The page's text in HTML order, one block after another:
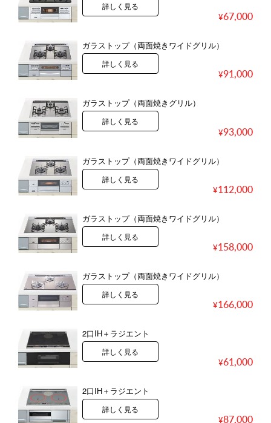
詳しく見る
67,000
ガラストップ（両面焼きワイドグリル）
詳しく見る
91,000
ガラストップ（両面焼きグリル）
詳しく見る
93,000
ガラストップ（両面焼きワイドグリル）
詳しく見る
112,000
ガラストップ（両面焼きワイドグリル）
詳しく見る
158,000
ガラストップ（両面焼きワイドグリル）
詳しく見る
166,000
2口IH＋ラジエント
詳しく見る
61,000
2口IH＋ラジエント
詳しく見る
87,000